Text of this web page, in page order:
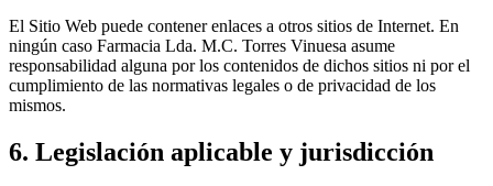
El Sitio Web puede contener enlaces a otros sitios de Internet. En
ningún caso Farmacia Lda. M.C. Torres Vinuesa asume
responsabilidad alguna por los contenidos de dichos sitios ni por el
cumplimiento de las normativas legales o de privacidad de los
mismos.
6. Legislación aplicable y jurisdicción